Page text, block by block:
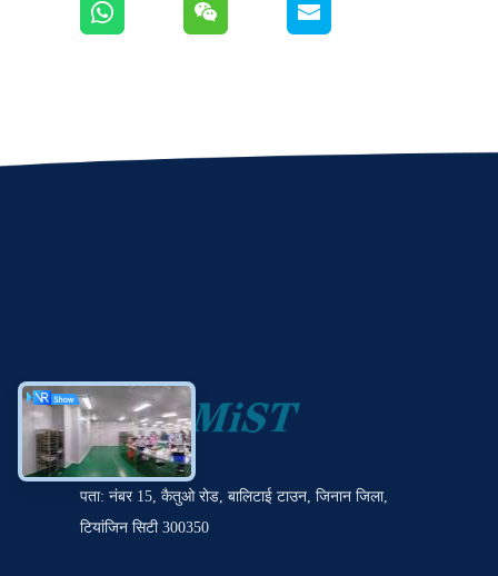
पता: नंबर 15, कैतुओ रोड, बालिटाई टाउन, जिनान जिला,
टियांजिन सिटी 300350